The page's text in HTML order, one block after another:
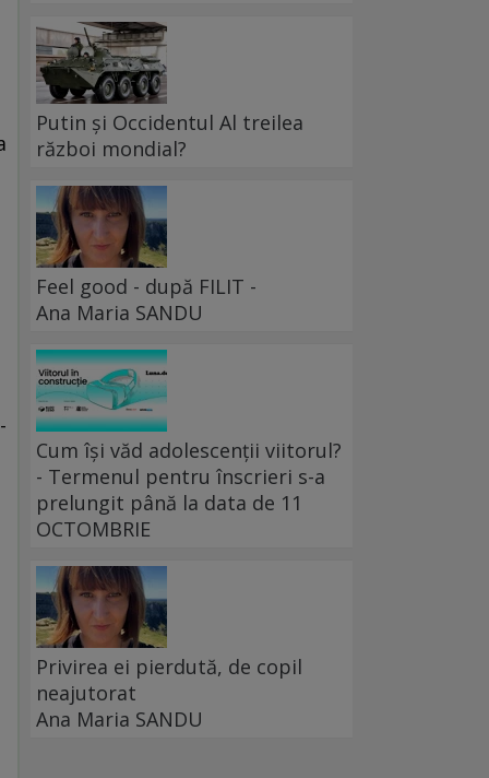
Putin și Occidentul Al treilea
război mondial?
Feel good - după FILIT -
Ana Maria SANDU
Cum își văd adolescenții viitorul?
- Termenul pentru înscrieri s-a
prelungit până la data de 11
OCTOMBRIE
Privirea ei pierdută, de copil
neajutorat
Ana Maria SANDU